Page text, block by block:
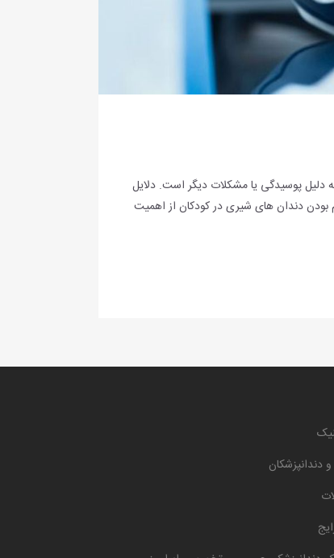
پوسیدگی یا مشکلات دیگر است. دلایل
دندان های شیری در کودکان از اهمیت